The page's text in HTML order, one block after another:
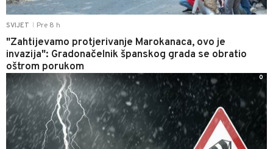
SVIJET Pre 8 h
"Zahtijevamo protjerivanje Marokanaca, ovo je
invazija": Gradonačelnik španskog grada se obratio
oštrom porukom
0